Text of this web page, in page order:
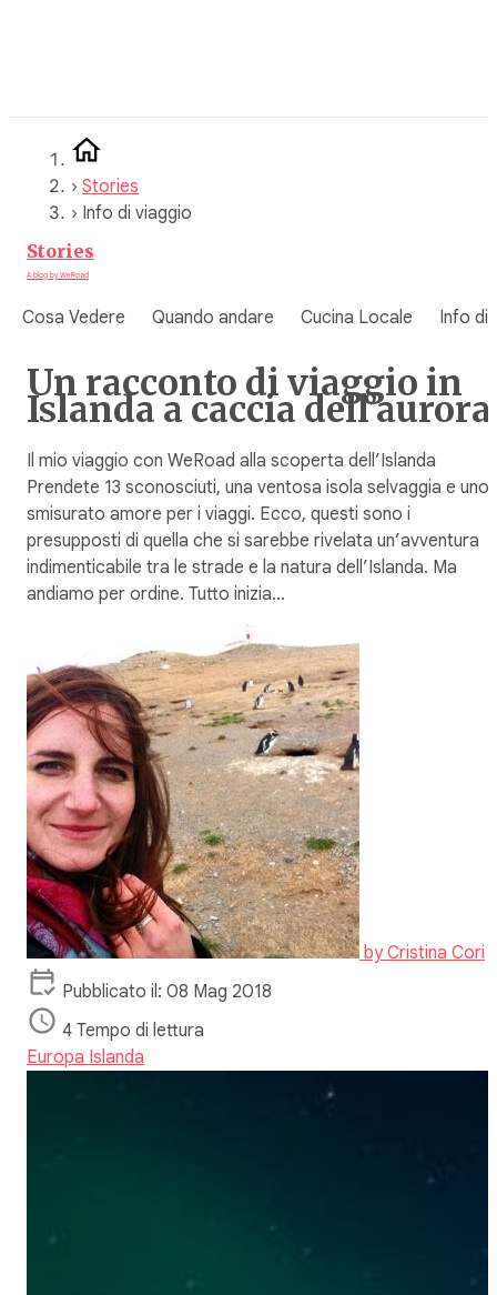
› Stories
› Info di viaggio
Stories
A blog by WeRoad
Cosa Vedere Quando andare Cucina Locale Info di
Un racconto di viaggio in
Islanda a caccia dell’aurora
Il mio viaggio con WeRoad alla scoperta dell’Islanda
Prendete 13 sconosciuti, una ventosa isola selvaggia e uno
smisurato amore per i viaggi. Ecco, questi sono i
presupposti di quella che si sarebbe rivelata un’avventura
indimenticabile tra le strade e la natura dell’Islanda. Ma
andiamo per ordine. Tutto inizia…
byCristina Cori
Pubblicato il: 08 Mag 2018
4 Tempo di lettura
Europa Islanda